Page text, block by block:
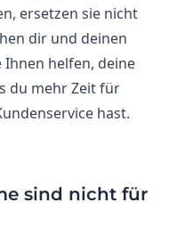
ersetzen sie nicht
dir und deinen
Ihnen helfen, deine
du mehr Zeit für
hast.
sind nicht für